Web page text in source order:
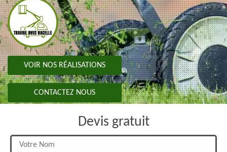
VOIR NOS RÉALISATIONS
CONTACTEZ NOUS
Devis gratuit